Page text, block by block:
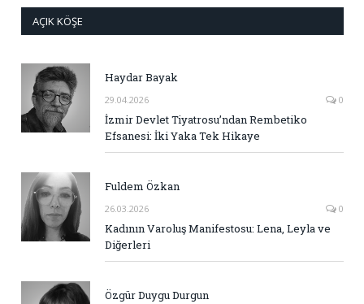
AÇIK KÖŞE
Haydar Bayak
29.04.2026 0
İzmir Devlet Tiyatrosu’ndan Rembetiko
Efsanesi: İki Yaka Tek Hikaye
Fuldem Özkan
26.03.2026 0
Kadının Varoluş Manifestosu: Lena, Leyla ve
Diğerleri
Özgür Duygu Durgun